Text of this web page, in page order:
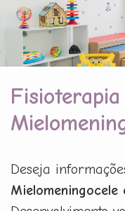
Deseja
Mielomeningocele